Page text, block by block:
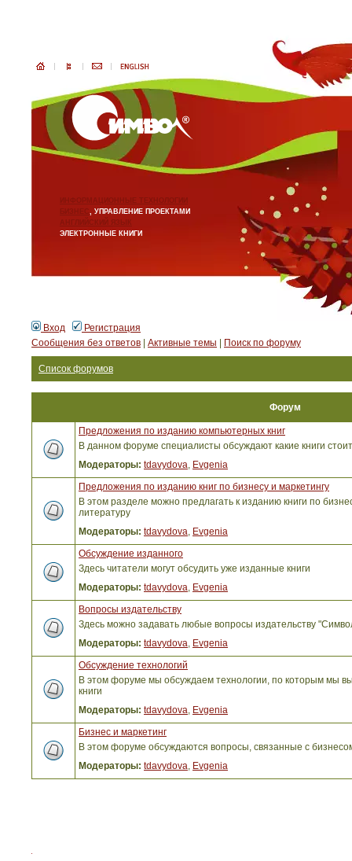
ИНФОРМАЦИОННЫЕ ТЕХНОЛОГИИ
БИЗНЕС, УПРАВЛЕНИЕ ПРОЕКТАМИ
АНГЛИЙСКИЙ ЯЗЫК
ЭЛЕКТРОННЫЕ КНИГИ
Вход
Регистрация
Сообщения без ответов
Активные темы Поиск по форуму
Список форумов
Форум
Предложения по изданию компьютерных книг
В данном форуме специалисты обсуждают какие книги
Модераторы: tdavydova, Evgenia
Предложения по изданию книг по бизнесу и маркетингу
В этом разделе можно предлагать к изданию книги по
литературу
Модераторы: tdavydova, Evgenia
Обсуждение изданного
Здесь читатели могут обсудить уже изданные книги
Модераторы: tdavydova, Evgenia
Вопросы издательству
Здесь можно задавать любые вопросы издательству
Модераторы: tdavydova, Evgenia
Обсуждение технологий
В этом форуме мы обсуждаем технологии, по которым мы
книги
Модераторы: tdavydova, Evgenia
Бизнес и маркетинг
В этом форуме обсуждаются вопросы, связанные с
Модераторы: tdavydova, Evgenia